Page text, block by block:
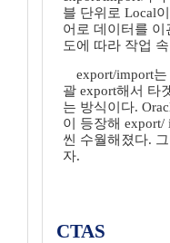
블 단위로 Local
어로 데이터를
도에 따라 작업
export/import
괄 export해서 타
는 방식이다.
이 등장해 export/
씬 수월해졌다.
자.
CTAS